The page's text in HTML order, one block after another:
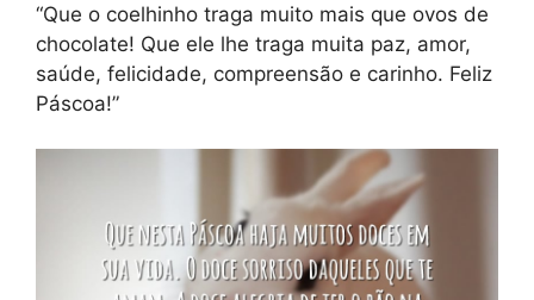
“Que o coelhinho traga muito mais que ovos de
chocolate! Que ele lhe traga muita paz, amor,
saúde, felicidade, compreensão e carinho. Feliz
Páscoa!”